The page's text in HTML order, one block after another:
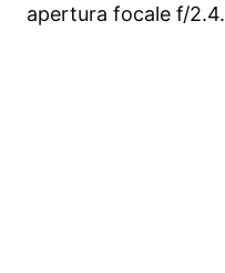
apertura focale f/2.4.